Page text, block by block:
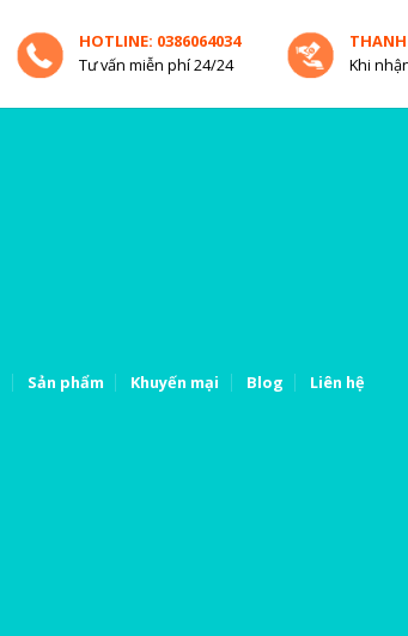
HOTLINE: 0386064034
Tư vấn miễn phí 24/24
Khi
Sản phẩm Khuyến mại Blog Liên hệ